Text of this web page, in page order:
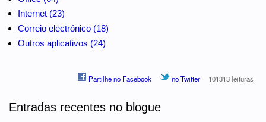
Internet (23)
Correio electrónico (18)
Outros aplicativos (24)
Partilhe no Facebook no Twitter 101313 leituras
Entradas recentes no blogue